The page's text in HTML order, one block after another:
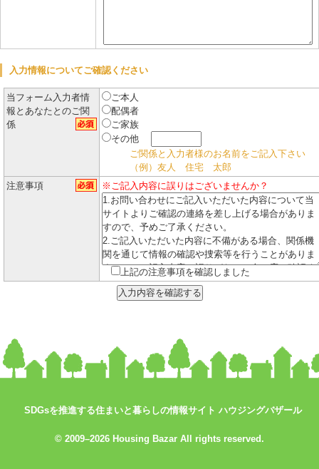
入力情報についてご確認ください
当フォーム入力者情
報とあなたとのご関
係
ご本人
配偶者
ご家族
その他
ご関係と入力者様のお名前をご記入下さい
（例）友人 住宅 太郎
注意事項
※ご記入内容に誤りはございませんか？
上記の注意事項を確認しました
SDGsを推進する住まいと暮らしの情報サイト ハウジングバザール
© 2009–2026 Housing Bazar All rights reserved.